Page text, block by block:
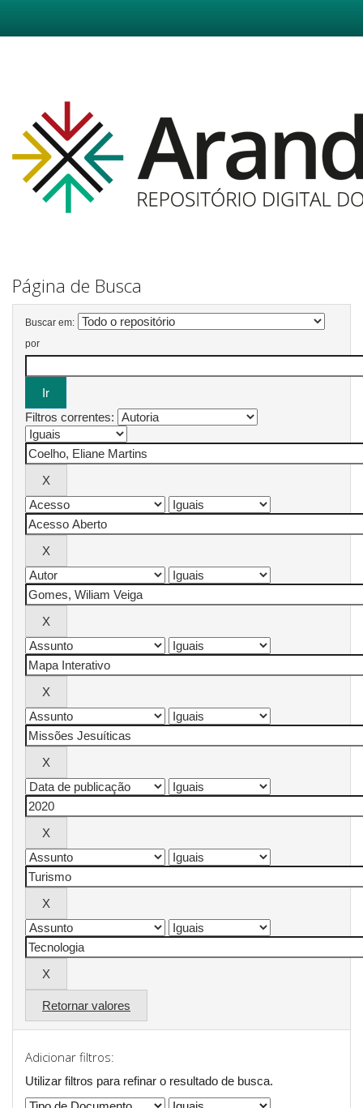
Página de Busca
Buscar em:
por
Filtros correntes:
Retornar valores
Adicionar filtros:
Utilizar filtros para refinar o resultado de busca.